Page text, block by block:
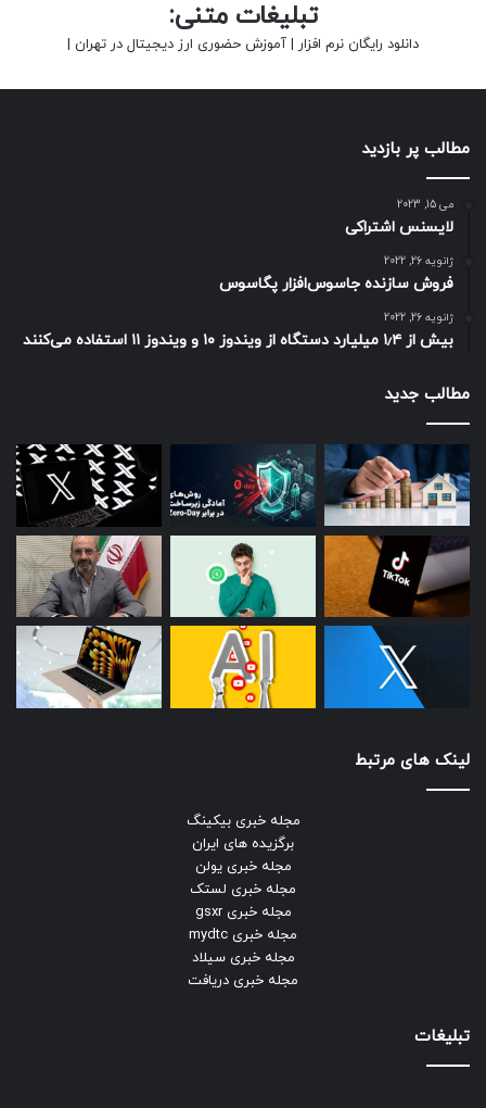
تبلیغات متنی:
دانلود رایگان نرم افزار | آموزش حضوری ارز دیجیتال در تهران |
مطالب پر بازدید
می 15, 2023
لایسنس اشتراکی
ژانویه 26, 2022
فروش سازنده جاسوس‌افزار پگاسوس
ژانویه 26, 2022
بیش از ۱٫۴ میلیارد دستگاه از ویندوز ۱۰ و ویندوز ۱۱ استفاده می‌کنند
مطالب جدید
لینک های مرتبط
مجله خبری بیکینگ
برگزیده های ایران
مجله خبری یولن
مجله خبری لستک
مجله خبری gsxr
مجله خبری mydtc
مجله خبری سیلاد
مجله خبری دریافت
تبلیغات